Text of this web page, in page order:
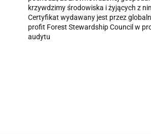
krzywdzimy środowiska i żyjących z
Certyfikat wydawany jest przez
profit Forest Stewardship Council w
audytu